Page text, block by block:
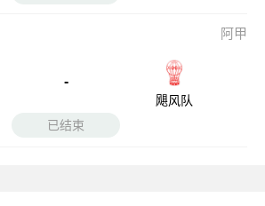
阿甲
-
飓风队
已结束